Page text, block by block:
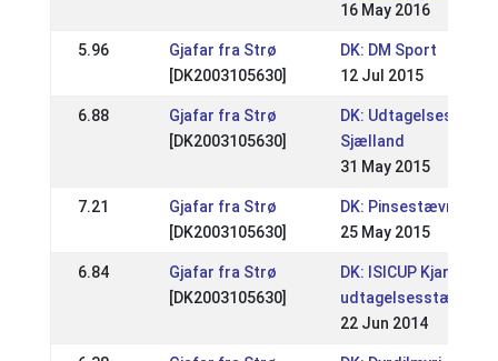
16 May 2016
5.96
Gjafar fra Strø
[DK2003105630]
DK: DM Sport
12 Jul 2015
6.88
Gjafar fra Strø
[DK2003105630]
DK:
Sjælland
31 May 2015
7.21
Gjafar fra Strø
[DK2003105630]
DK: Pinsestævnet
25 May 2015
6.84
Gjafar fra Strø
[DK2003105630]
DK: ISICUP Kjarni /
udtagelsesstævne
22 Jun 2014